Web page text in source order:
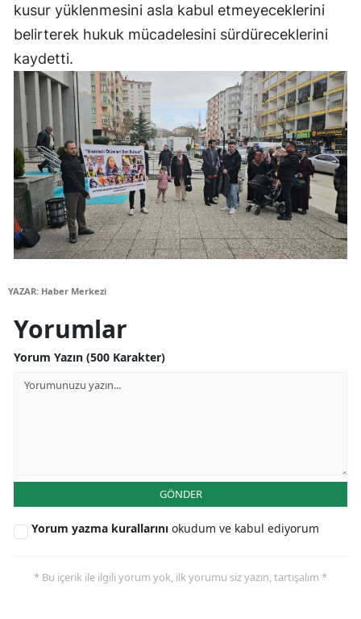
Bayburt
Kırıkkale
Batman
Şırnak
Bartın
Ardahan
Iğdır
kusur yüklenmesini asla kabul etmeyeceklerini
belirterek hukuk mücadelesini sürdüreceklerini
kaydetti.
YAZAR: Haber Merkezi
Yorumlar
Yorum Yazın (500 Karakter)
GÖNDER
Yorum yazma kurallarını okudum ve kabul ediyorum
* Bu içerik ile ilgili yorum yok, ilk yorumu siz yazın, tartışalım *